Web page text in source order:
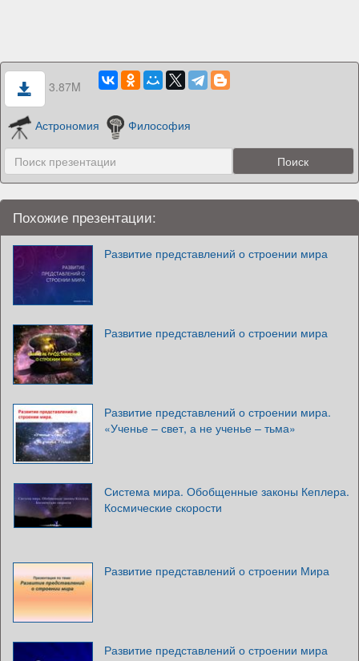
3.87M
Астрономия Философия
Похожие презентации:
Развитие представлений о строении мира
Развитие представлений о строении мира
Развитие представлений о строении мира.
«Ученье – свет, а не ученье – тьма»
Система мира. Обобщенные законы Кеплера.
Космические скорости
Развитие представлений о строении Мира
Развитие представлений о строении мира